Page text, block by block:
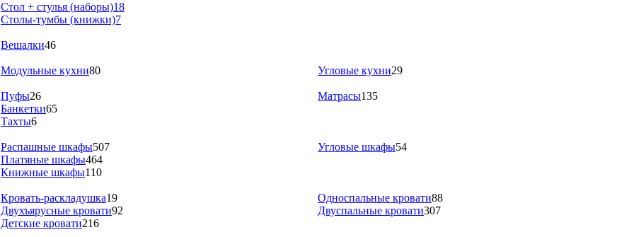
Стол + стулья (наборы)18
Столы-тумбы (книжки)7
Вешалки46
Модульные кухни80 Угловые кухни29
Пуфы26
Банкетки65
Тахты6
Матрасы135
Распашные шкафы507
Платяные шкафы464
Книжные шкафы110
Угловые шкафы54
Кровать-раскладушка19
Двухъярусные кровати92
Детские кровати216
Односпальные кровати88
Двуспальные кровати307